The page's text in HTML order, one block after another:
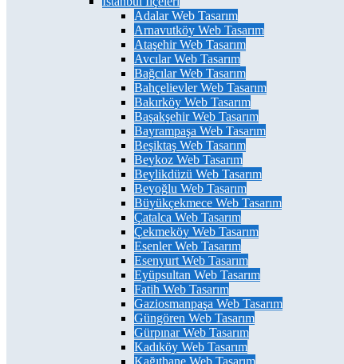
Adalar Web Tasarım
Arnavutköy Web Tasarım
Ataşehir Web Tasarım
Avcılar Web Tasarım
Bağcılar Web Tasarım
Bahçelievler Web Tasarım
Bakırköy Web Tasarım
Başakşehir Web Tasarım
Bayrampaşa Web Tasarım
Beşiktaş Web Tasarım
Beykoz Web Tasarım
Beylikdüzü Web Tasarım
Beyoğlu Web Tasarım
Büyükçekmece Web Tasarım
Çatalca Web Tasarım
Çekmeköy Web Tasarım
Esenler Web Tasarım
Esenyurt Web Tasarım
Eyüpsultan Web Tasarım
Fatih Web Tasarım
Gaziosmanpaşa Web Tasarım
Güngören Web Tasarım
Gürpınar Web Tasarım
Kadıköy Web Tasarım
Kağıthane Web Tasarım